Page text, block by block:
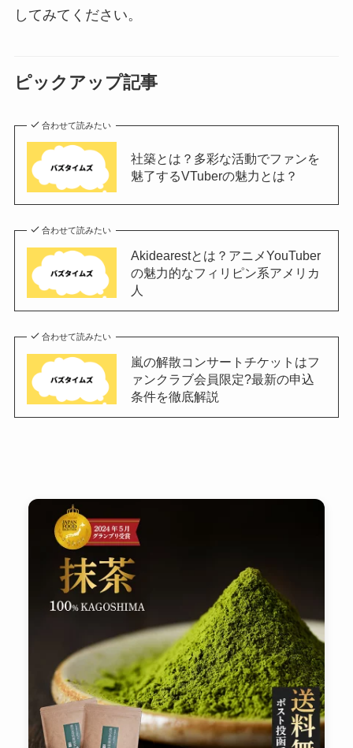
してみてください。
ピックアップ記事
合わせて読みたい
社築とは？多彩な活動でファンを
魅了するVTuberの魅力とは？
合わせて読みたい
Akidearestとは？アニメYouTuber
の魅力的なフィリピン系アメリカ
人
合わせて読みたい
嵐の解散コンサートチケットはフ
ァンクラブ会員限定?最新の申込
条件を徹底解説